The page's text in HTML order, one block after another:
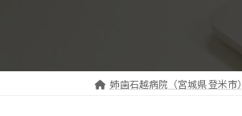
姉歯石越病院（宮城県 登米市）